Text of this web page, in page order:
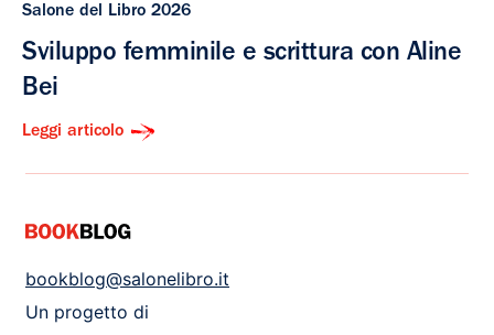
Salone del Libro 2026
Sviluppo femminile e scrittura con Aline
Bei
Leggi articolo
bookblog@salonelibro.it
Un progetto di